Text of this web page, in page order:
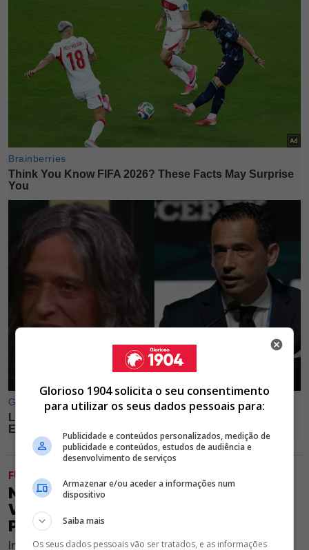
FUTEBOL
NEWCASTLE ULTRAPASSA BENFICA E
VAI GARANTIR REFORÇO SONANTE
POR 30M
Ingleses passam à frente das águias em negociação e
Glorioso 1904 solicita o seu consentimento
para utilizar os seus dados pessoais para:
Publicidade e conteúdos personalizados, medição de
publicidade e conteúdos, estudos de audiência e
desenvolvimento de serviços
Armazenar e/ou aceder a informações num
dispositivo
Saiba mais
Os seus dados pessoais vão ser tratados, e as informações